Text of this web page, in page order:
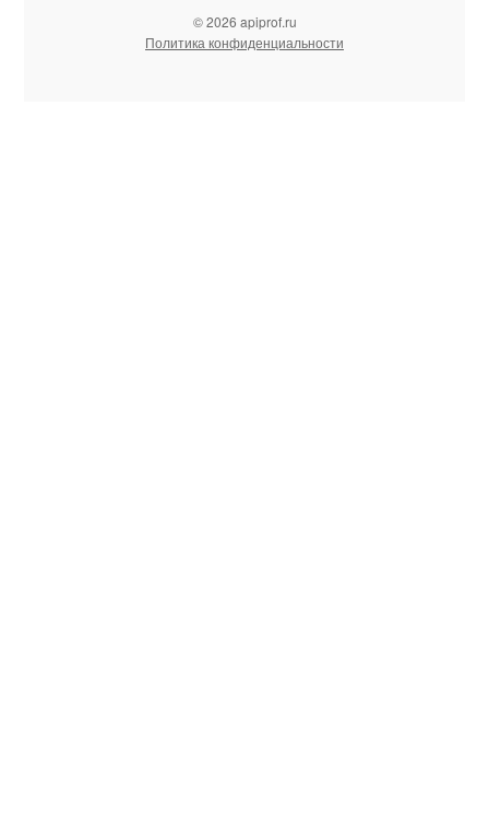
© 2026 apiprof.ru
Политика конфиденциальности